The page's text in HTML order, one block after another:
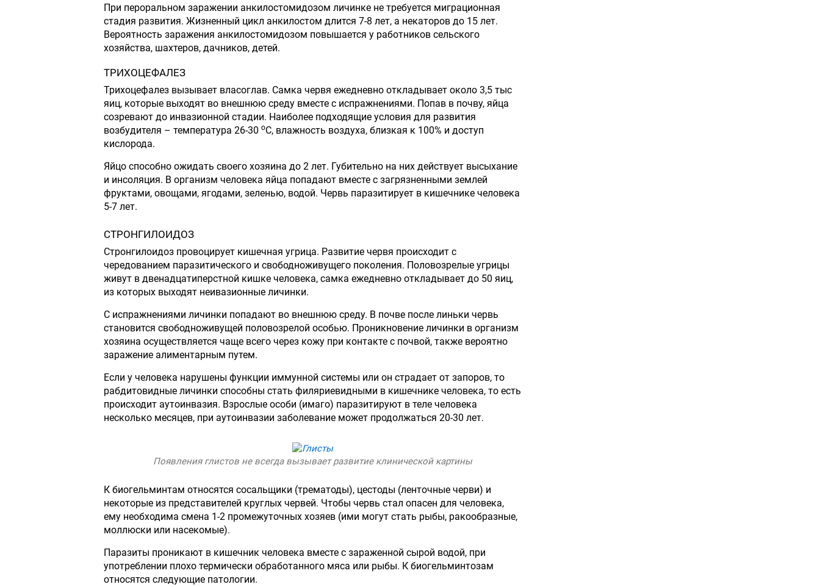
При пероральном заражении анкилостомидозом личинке не требуется миграционная
стадия развития. Жизненный цикл анкилостом длится 7-8 лет, а некаторов до 15 лет.
Вероятность заражения анкилостомидозом повышается у работников сельского
хозяйства, шахтеров, дачников, детей.
ТРИХОЦЕФАЛЕЗ
Трихоцефалез вызывает власоглав. Самка червя ежедневно откладывает около 3,5 тыс
яиц, которые выходят во внешнюю среду вместе с испражнениями. Попав в почву, яйца
созревают до инвазионной стадии. Наиболее подходящие условия для развития
возбудителя – температура 26-30 оС, влажность воздуха, близкая к 100% и доступ
кислорода.
Яйцо способно ожидать своего хозяина до 2 лет. Губительно на них действует высыхание
и инсоляция. В организм человека яйца попадают вместе с загрязненными землей
фруктами, овощами, ягодами, зеленью, водой. Червь паразитирует в кишечнике человека
5-7 лет.
СТРОНГИЛОИДОЗ
Стронгилоидоз провоцирует кишечная угрица. Развитие червя происходит с
чередованием паразитического и свободноживущего поколения. Половозрелые угрицы
живут в двенадцатиперстной кишке человека, самка ежедневно откладывает до 50 яиц,
из которых выходят неивазионные личинки.
С испражнениями личинки попадают во внешнюю среду. В почве после линьки червь
становится свободноживущей половозрелой особью. Проникновение личинки в организм
хозяина осуществляется чаще всего через кожу при контакте с почвой, также вероятно
заражение алиментарным путем.
Если у человека нарушены функции иммунной системы или он страдает от запоров, то
рабдитовидные личинки способны стать филяриевидными в кишечнике человека, то есть
происходит аутоинвазия. Взрослые особи (имаго) паразитируют в теле человека
несколько месяцев, при аутоинвазии заболевание может продолжаться 20-30 лет.
Появления глистов не всегда вызывает развитие клинической картины
К биогельминтам относятся сосальщики (трематоды), цестоды (ленточные черви) и
некоторые из представителей круглых червей. Чтобы червь стал опасен для человека,
ему необходима смена 1-2 промежуточных хозяев (ими могут стать рыбы, ракообразные,
моллюски или насекомые).
Паразиты проникают в кишечник человека вместе с зараженной сырой водой, при
употреблении плохо термически обработанного мяса или рыбы. К биогельминтозам
относятся следующие патологии.